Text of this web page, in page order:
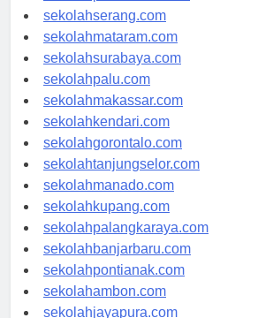
sekolahpekanbaru.com
sekolahserang.com
sekolahmataram.com
sekolahsurabaya.com
sekolahpalu.com
sekolahmakassar.com
sekolahkendari.com
sekolahgorontalo.com
sekolahtanjungselor.com
sekolahmanado.com
sekolahkupang.com
sekolahpalangkaraya.com
sekolahbanjarbaru.com
sekolahpontianak.com
sekolahambon.com